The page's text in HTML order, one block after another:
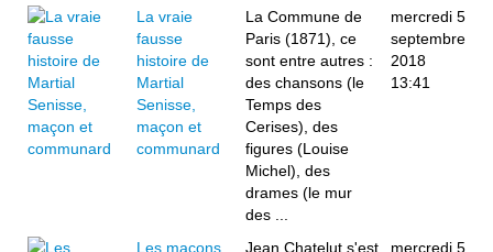
La vraie
fausse
histoire de
Martial
Senisse,
maçon et
communard
La Commune de
Paris (1871), ce
sont entre autres :
des chansons (le
Temps des
Cerises), des
figures (Louise
Michel), des
drames (le mur
des ...
mercredi 5
septembre
2018
13:41
Les maçons Jean Chatelut s'est mercredi 5